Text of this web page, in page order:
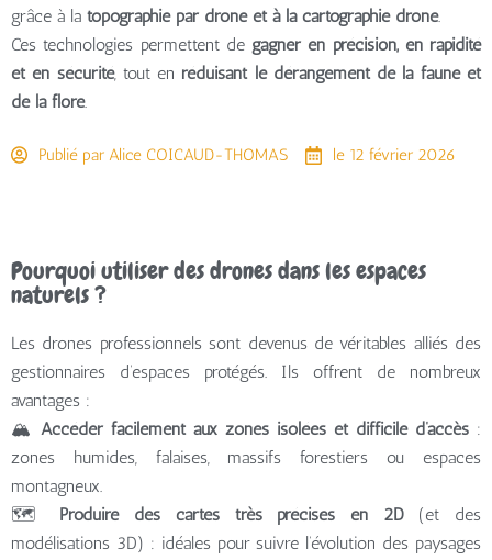
grâce à la topographie par drone et à la cartographie drone.
Ces technologies permettent de gagner en précision, en rapidité
et en sécurité, tout en réduisant le dérangement de la faune et
de la flore.
Publié par Alice COICAUD-THOMAS le 12 février 2026
Pourquoi utiliser des drones dans les espaces
naturels ?
Les drones professionnels sont devenus de véritables alliés des
gestionnaires d’espaces protégés. Ils offrent de nombreux
avantages :
🏔️ Accéder facilement aux zones isolées et difficile d’accès :
zones humides, falaises, massifs forestiers ou espaces
montagneux.
🗺️ Produire des cartes très précises en 2D(et des
modélisations 3D) : idéales pour suivre l’évolution des paysages